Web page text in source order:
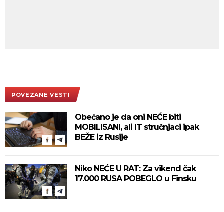
POVEZANE VESTI
Obećano je da oni NEĆE biti
MOBILISANI, ali IT stručnjaci ipak
BEŽE iz Rusije
Niko NEĆE U RAT: Za vikend čak
17.000 RUSA POBEGLO u Finsku